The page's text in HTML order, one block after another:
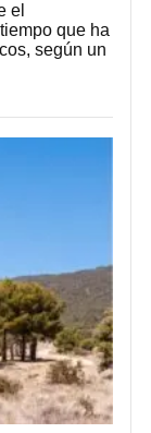
el
que ha
según un